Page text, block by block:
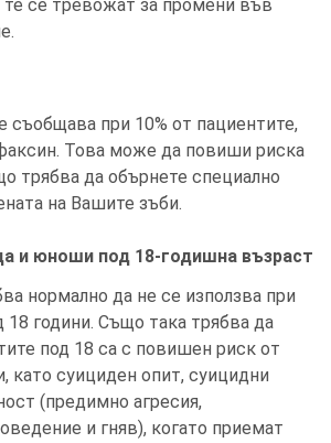
се тревожат за промени във
съобщава при 10% от пациентите,
Това може да повиши риска
трябва да обърнете специално
на Вашите зъби.
и юноши под 18-годишна възраст
нормално да не се използва при
години. Също така трябва да
под 18 са с повишен риск от
като суициден опит, суицидни
(предимно агресия,
и гняв), когато приемат